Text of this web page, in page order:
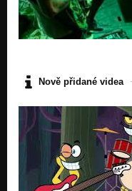
Nově přidané videa